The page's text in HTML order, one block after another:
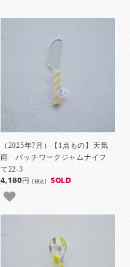
（2025年7月）【1点もの】天気
雨 パッチワークジャムナイフ
て22-3
4,180円[税込] SOLD